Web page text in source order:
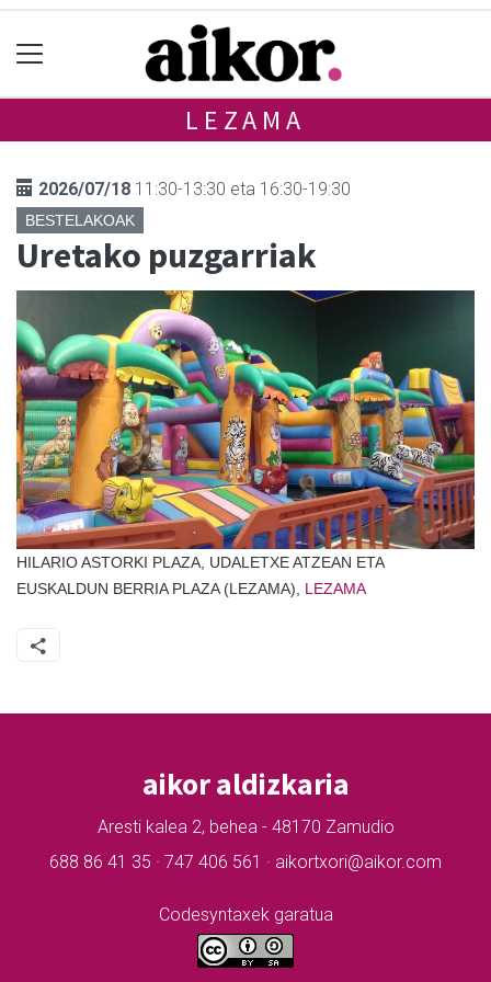
LEZAMA
2026/07/18 11:30-13:30 eta 16:30-19:30
BESTELAKOAK
Uretako puzgarriak
HILARIO ASTORKI PLAZA, UDALETXE ATZEAN ETA
EUSKALDUN BERRIA PLAZA (LEZAMA), LEZAMA
aikor aldizkaria
Aresti kalea 2, behea - 48170 Zamudio
688 86 41 35 · 747 406 561 · aikortxori@aikor.com
Codesyntaxek garatua